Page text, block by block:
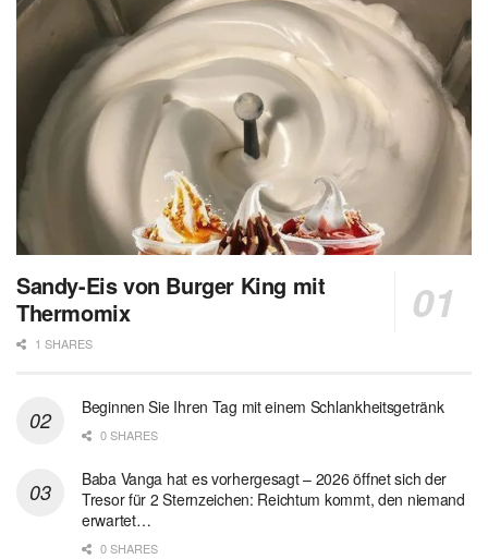
Sandy-Eis von Burger King mit
Thermomix
1 SHARES
Beginnen Sie Ihren Tag mit einem Schlankheitsgetränk
0 SHARES
Baba Vanga hat es vorhergesagt – 2026 öffnet sich der
Tresor für 2 Sternzeichen: Reichtum kommt, den niemand
erwartet…
0 SHARES